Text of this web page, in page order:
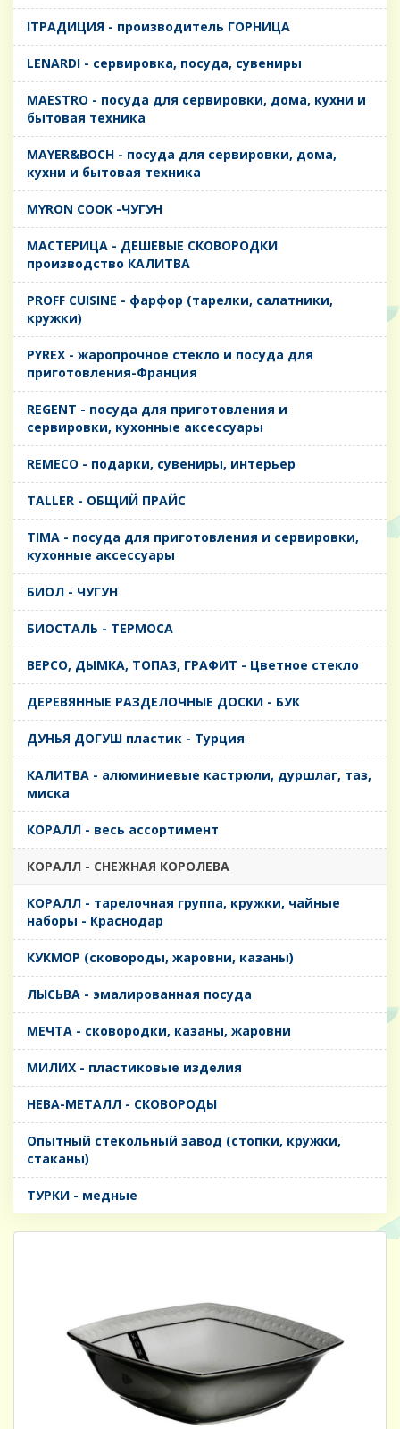
IТРАДИЦИЯ - производитель ГОРНИЦА
LENARDI - сервировка, посуда, сувениры
MAESTRO - посуда для сервировки, дома, кухни и
бытовая техника
MAYER&BOCH - посуда для сервировки, дома,
кухни и бытовая техника
MYRON COOK -ЧУГУН
MАСТЕРИЦА - ДЕШЕВЫЕ СКОВОРОДКИ
производство КАЛИТВА
PROFF CUISINE - фарфор (тарелки, салатники,
кружки)
PYREX - жаропрочное стекло и посуда для
приготовления-Франция
REGENT - посуда для приготовления и
сервировки, кухонные аксессуары
REMECO - подарки, сувениры, интерьер
TALLER - ОБЩИЙ ПРАЙС
TIMA - посуда для приготовления и сервировки,
кухонные аксессуары
БИОЛ - ЧУГУН
БИОСТАЛЬ - ТЕРМОСА
ВЕРСО, ДЫМКА, ТОПАЗ, ГРАФИТ - Цветное стекло
ДЕРЕВЯННЫЕ РАЗДЕЛОЧНЫЕ ДОСКИ - БУК
ДУНЬЯ ДОГУШ пластик - Турция
КАЛИТВА - алюминиевые кастрюли, дуршлаг, таз,
миска
КОРАЛЛ - весь ассортимент
КОРАЛЛ - СНЕЖНАЯ КОРОЛЕВА
КОРАЛЛ - тарелочная группа, кружки, чайные
наборы - Краснодар
КУКМОР (сковороды, жаровни, казаны)
ЛЫСЬВА - эмалированная посуда
МЕЧТА - сковородки, казаны, жаровни
МИЛИХ - пластиковые изделия
НЕВА-МЕТАЛЛ - СКОВОРОДЫ
Опытный стекольный завод (стопки, кружки,
стаканы)
ТУРКИ - медные